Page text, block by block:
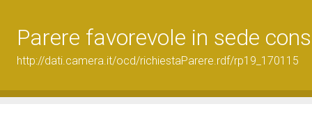
Parere favorevole in sede
http://dati.camera.it/ocd/richiestaParere.rdf/rp19_170115